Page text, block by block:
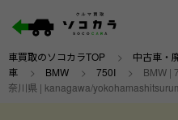
車買取のソコカラTOP > 中古車・
車 > BMW > 750I > BMW |
奈川県 | kanagawa/